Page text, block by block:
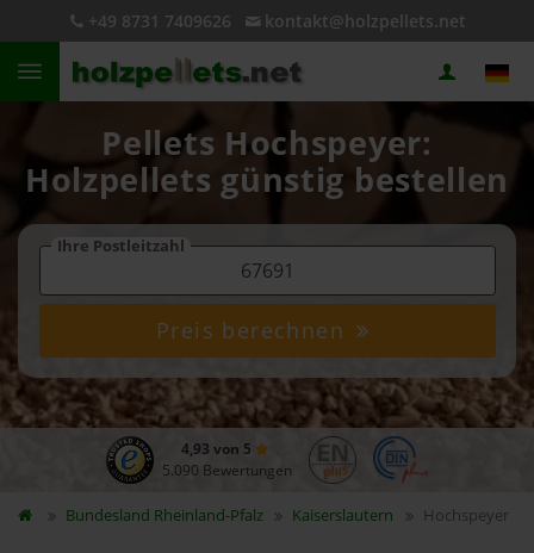
+49 8731 7409626 kontakt@holzpellets.net
Pellets Hochspeyer:
Holzpellets günstig bestellen
Ihre Postleitzahl
Preis berechnen
4,93 von 5
5.090 Bewertungen
Bundesland Rheinland-Pfalz Kaiserslautern Hochspeyer